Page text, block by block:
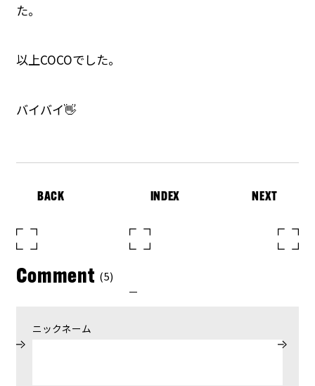
た。
以上COCOでした。
バイバイ👋
BACK INDEX NEXT
Comment (5)
ニックネーム